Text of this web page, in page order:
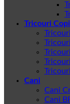
Tricouri
Cani
Cani
Cani